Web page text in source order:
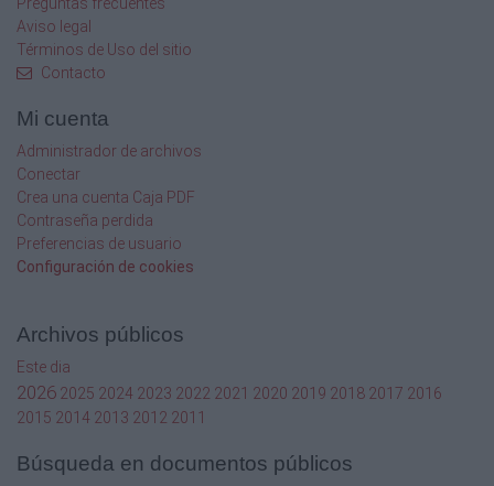
Aviso legal
Términos de Uso del sitio
Contacto
Mi cuenta
Administrador de archivos
Conectar
Crea una cuenta Caja PDF
Contraseña perdida
Preferencias de usuario
Configuración de cookies
Archivos públicos
Este dia
2026 2025 2024 2023 2022 2021 2020 2019 2018 2017 2016
2015 2014 2013 2012 2011
Búsqueda en documentos públicos